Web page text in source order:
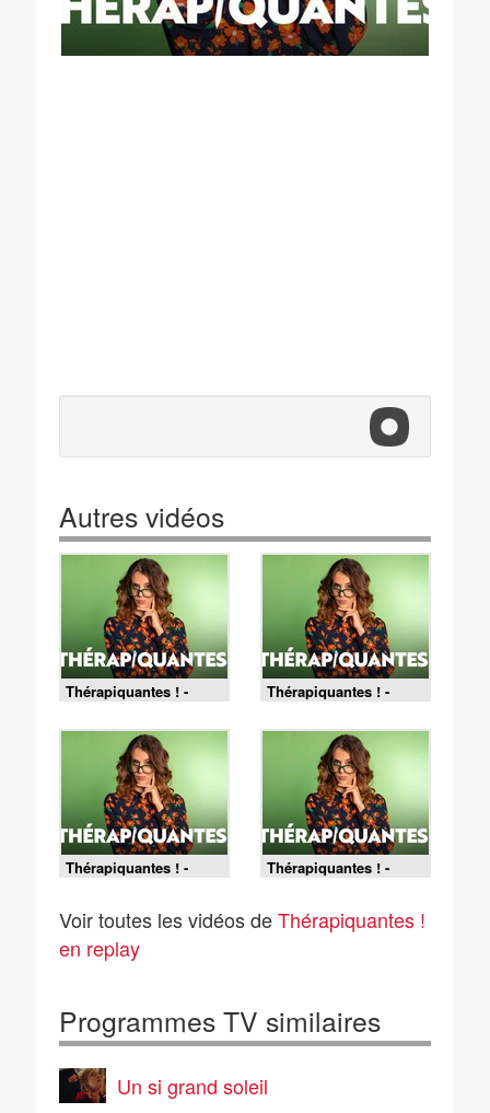
Autres vidéos
Thérapiquantes ! -
Stéphane Séjourné
Thérapiquantes ! -
Laurent Duplomb
Thérapiquantes ! -
Amélie de Montchalin
Thérapiquantes ! -
Brigitte Macron
Voir toutes les vidéos deThérapiquantes !
en replay
Programmes TV similaires
Un si grand soleil